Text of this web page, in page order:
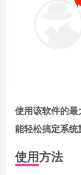
使用该软件的
能轻松搞定系统
使用方法